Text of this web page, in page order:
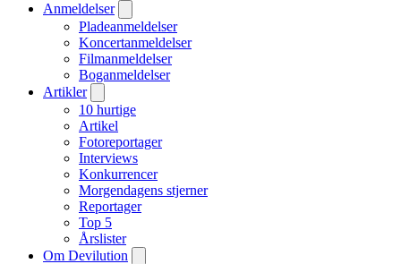
Anmeldelser
Pladeanmeldelser
Koncertanmeldelser
Filmanmeldelser
Boganmeldelser
Artikler
10 hurtige
Artikel
Fotoreportager
Interviews
Konkurrencer
Morgendagens stjerner
Reportager
Top 5
Årslister
Om Devilution